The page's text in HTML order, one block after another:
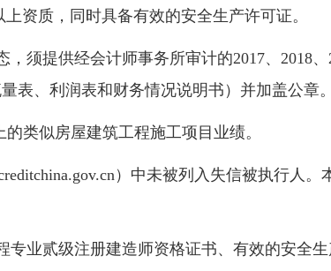
资质，同时具备有效的安全生产许可证。
须提供经会计师事务所审计的2017、2018
表、利润表和财务情况说明书）并加盖公章。
类似房屋建筑工程施工项目业绩。
）中未被列入失信被执行人。
专业贰级注册建造师资格证书、有效的安全